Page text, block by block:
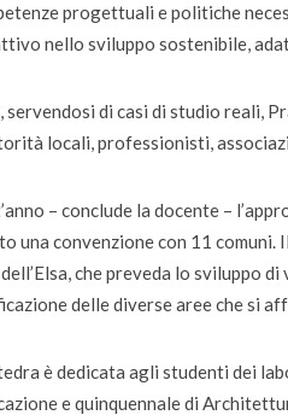
progettuali e politiche
nello sviluppo sostenibile,
servendosi di casi di studio reali,
locali, professionisti,
– conclude la docente –
una convenzione con 11
che preveda lo sviluppo
delle diverse aree che si
è dedicata agli studenti dei
e quinquennale di